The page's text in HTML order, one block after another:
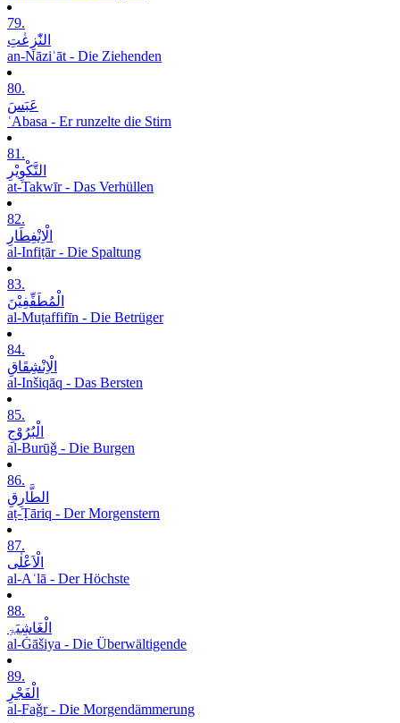
79.
النّٰزِعٰتِ
an-Nāziʿāt - Die Ziehenden
80.
عَبَسَ
ʿAbasa - Er runzelte die Stirn
81.
التَّکْوِیْرِ
at-Takwīr - Das Verhüllen
82.
الْاِنْفِطَارِ
al-Infiṭār - Die Spaltung
83.
الْمُطَفِّفِیْنَ
al-Muṭaffifīn - Die Betrüger
84.
الْاِنْشِقَاقِ
al-Inšiqāq - Das Bersten
85.
الْبُرُوْجِ
al-Burūǧ - Die Burgen
86.
الطَّارِقِ
aṭ-Ṭāriq - Der Morgenstern
87.
الْاَعْلٰی
al-Aʿlā - Der Höchste
88.
الْغَاشِیَۃِ
al-Ġāšiya - Die Überwältigende
89.
الْفَجْرِ
al-Faǧr - Die Morgendämmerung